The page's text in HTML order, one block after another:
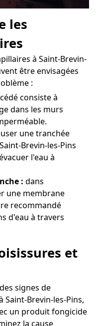
les
à Saint-Brevin-
être envisagées
:
consiste à
dans les murs
une tranchée
Brevin-les-Pins
l'eau à
: dans
une membrane
recommandé
d'eau à travers
et
signes de
Brevin-les-Pins,
un produit fongicide
la cause